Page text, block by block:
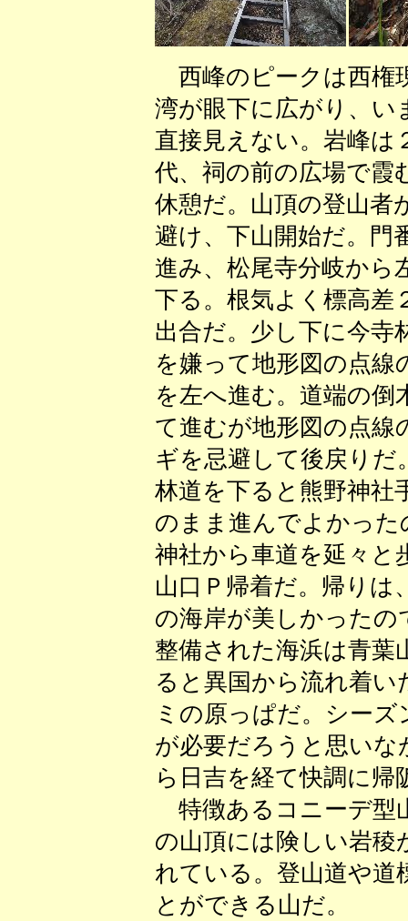
西峰のピークは西権
湾が眼下に広がり、い
直接見えない。岩峰は
代、祠の前の広場で霞
休憩だ。山頂の登山者
避け、下山開始だ。門
進み、松尾寺分岐から
下る。根気よく標高差
出合だ。少し下に今寺
を嫌って地形図の点線
を左へ進む。道端の倒
て進むが地形図の点線
ギを忌避して後戻りだ
林道を下ると熊野神社
のまま進んでよかっ
神社から車道を延々と
山口Ｐ帰着だ。帰りは
の海岸が美しかったの
整備された海浜は青葉
ると異国から流れ着
ミの原っぱだ。シー
が必要だろうと思いな
ら日吉を経て快調に帰
特徴あるコニーデ型
の山頂には険しい岩
れている。登山道や道
とができる山だ。